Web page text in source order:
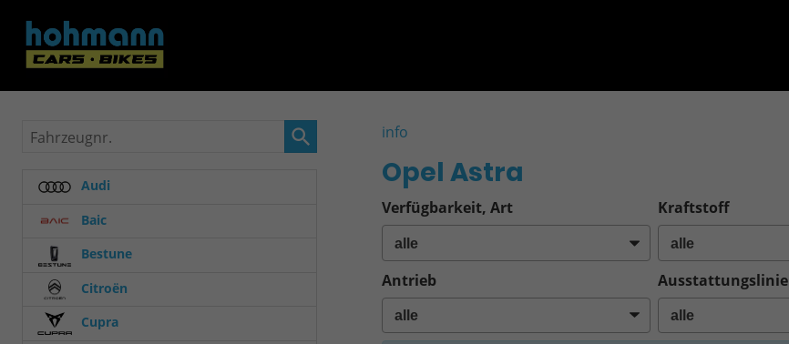
info
Opel Astra
Verfügbarkeit, Art Kraftstoff
Antrieb Ausstattungslinie
Fahrzeugnr.
Audi
Baic
Bestune
Citroën
Cupra